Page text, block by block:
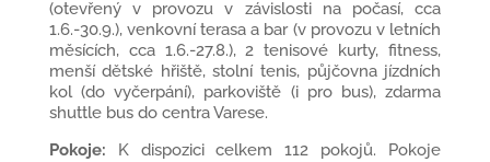
(otevřený v provozu v závislosti na počasí, cca
1.6.-30.9.), venkovní terasa a bar (v provozu v letních
měsících, cca 1.6.-27.8.), 2 tenisové kurty, fitness,
menší dětské hřiště, stolní tenis, půjčovna jízdních
kol (do vyčerpání), parkoviště (i pro bus), zdarma
shuttle bus do centra Varese.
Pokoje: K dispozici celkem 112 pokojů. Pokoje